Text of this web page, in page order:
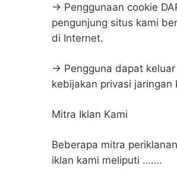
→ Penggunaan cookie
pengunjung situs kami
di Internet.
→ Pengguna dapat
kebijakan privasi
Mitra Iklan Kami
Beberapa mitra
iklan kami meliputi …….